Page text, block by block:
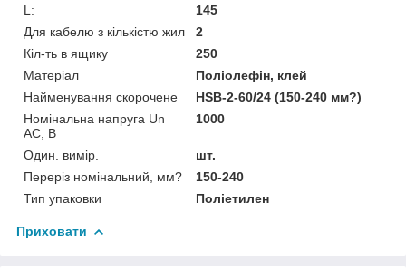
L:
145
Для кабелю з кількістю жил
2
Кіл-ть в ящику
250
Матеріал
Поліолефін, клей
Найменування скорочене
HSB-2-60/24 (150-240 мм?)
Номінальна напруга Un
AC, В
1000
Один. вимір.
шт.
Переріз номінальний, мм?
150-240
Тип упаковки
Поліетилен
Приховати